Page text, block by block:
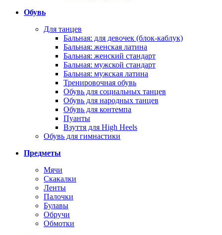
Обувь
Для танцев
Бальная: для девочек (блок-каблук)
Бальная: женская латина
Бальная: женский стандарт
Бальная: мужской стандарт
Бальная: мужская латина
Тренировочная обувь
Обувь для социальных танцев
Обувь для народных танцев
Обувь для контемпа
Пуанты
Взуття для High Heels
Обувь для гимнастики
Предметы
Мячи
Скакалки
Ленты
Палочки
Булавы
Обручи
Обмотки